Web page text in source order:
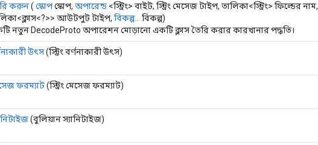
করুন( স্কোপস্কোপ, অপারেন্ড <স্ট্রিং> বাইট, স্ট্রিং মেসেজ টাইপ, তালিকা<স্ট্রিং> ফিল্ডের নাম,
আউটপুট টাইপ, বিকল্প...
বিকল্প)
নতুন DecodeProto অপারেশন মোড়ানো একটি ক্লাস তৈরি করার কারখানার পদ্ধতি।
উৎস(স্ট্রিং বর্ণনাকারী উৎস)
ফরম্যাট(স্ট্রিং মেসেজ ফরম্যাট)
(বুলিয়ান স্যানিটাইজ)